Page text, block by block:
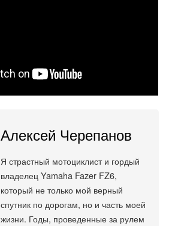
Алексей Черепанов
Я страстный мотоциклист и гордый
владелец Yamaha Fazer FZ6,
который не только мой верный
спутник по дорогам, но и часть моей
жизни. Годы, проведенные за рулем